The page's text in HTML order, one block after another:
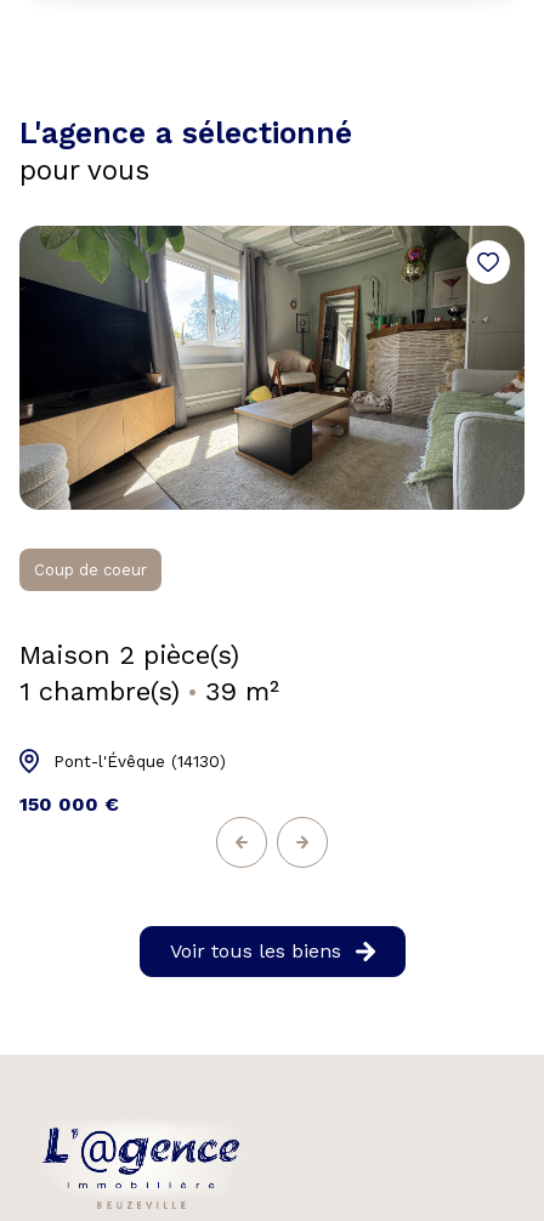
L'agence a sélectionné
pour vous
Coup de coeur
maison 2 pièce(s)
1 chambre(s)
39 m²
Pont-l'Évêque (14130)
150 000 €
Voir tous les biens